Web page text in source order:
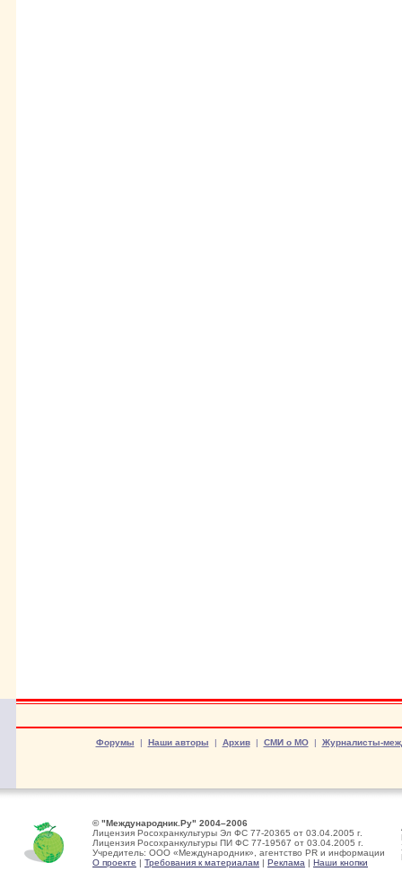
Форумы | Наши авторы | Архив| СМИ о МО| Журналисты-
© "Международник.Ру" 2004–2006
Лицензия Росохранкультуры Эл ФС 77-20365 от 03.04.2005 г.
Лицензия Росохранкультуры ПИ ФС 77-19567 от 03.04.2005 г.
Учредитель: ООО «Международник», агентство PR и информации
О проекте | Требования к материалам | Реклама | Наши кнопки